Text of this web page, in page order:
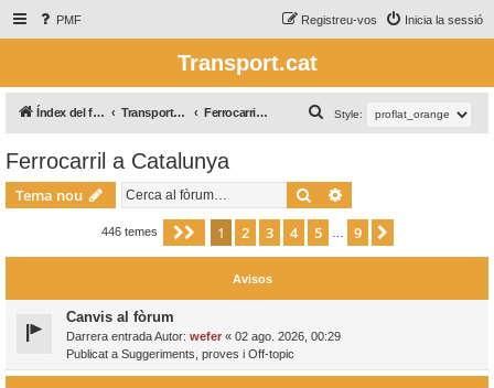
PMF Inicia la sessió
Registreu-vos
Transport.cat
Índex del fòrum Transport Ferroviari / Transporte Ferroviario Ferrocarril a Catalunya Style:
e
c
a
Ferrocarril a Catalunya
Tema nou Cerca
446 temes Pàgina de
1 2 3 4 5 9
Avisos
Canvis al fòrum
Darrera entrada Autor: wefer « 02 ago. 2026, 00:29
Publicat a Suggeriments, proves i Off-topic